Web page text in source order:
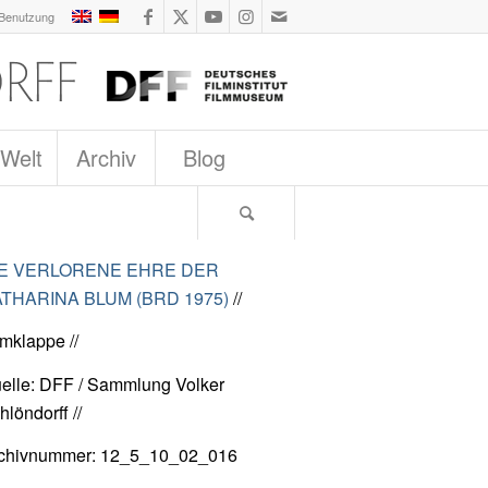
Archiv Blog
VERLORENE EHRE DER
BLUM (BRD 1975) //
//
DFF / Sammlung Volker
//
12_5_10_02_016